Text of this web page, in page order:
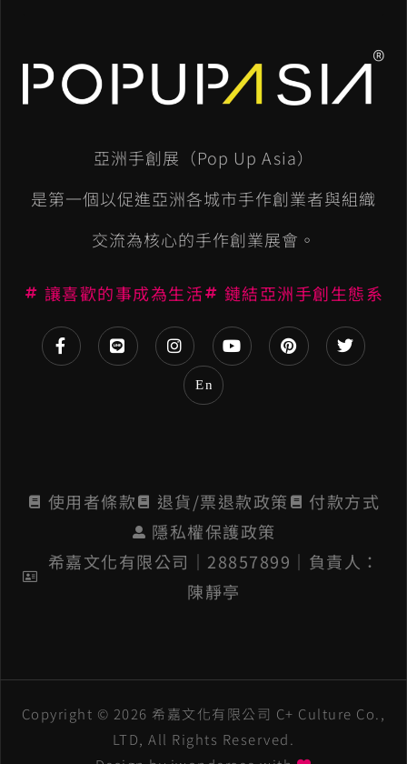
亞洲手創展（Pop Up Asia）
是第一個以促進亞洲各城市手作創業者與組織
交流為核心的手作創業展會。
讓喜歡的事成為生活 鏈結亞洲手創生態系
En
使用者條款 退貨/票退款政策
付款方式
隱私權保護政策
希嘉文化有限公司│28857899│負責人：
陳靜亭
l
n
i
Copyright © 2026 希嘉文化有限公司 C+ Culture Co.,
LTD, All Rights Reserved.